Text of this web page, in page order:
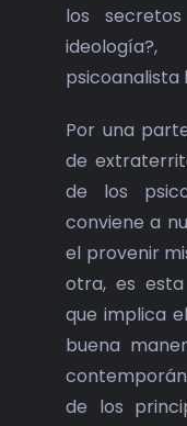
los
psicoanalista
Por una
de
de los
conviene a
el provenir
otra, es
que implica
buena
de los